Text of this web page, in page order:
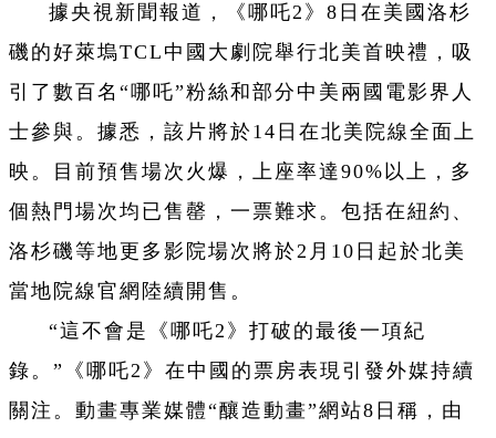
據央視新聞報道，《哪吒2》8日在美國洛杉
磯的好萊塢TCL中國大劇院舉行北美首映禮，吸
引了數百名“哪吒”粉絲和部分中美兩國電影界人
士參與。據悉，該片將於14日在北美院線全面上
映。目前預售場次火爆，上座率達90%以上，多
個熱門場次均已售罄，一票難求。包括在紐約、
洛杉磯等地更多影院場次將於2月10日起於北美
當地院線官網陸續開售。
“這不會是《哪吒2》打破的最後一項紀
錄。”《哪吒2》在中國的票房表現引發外媒持續
關注。動畫專業媒體“釀造動畫”網站8日稱，由